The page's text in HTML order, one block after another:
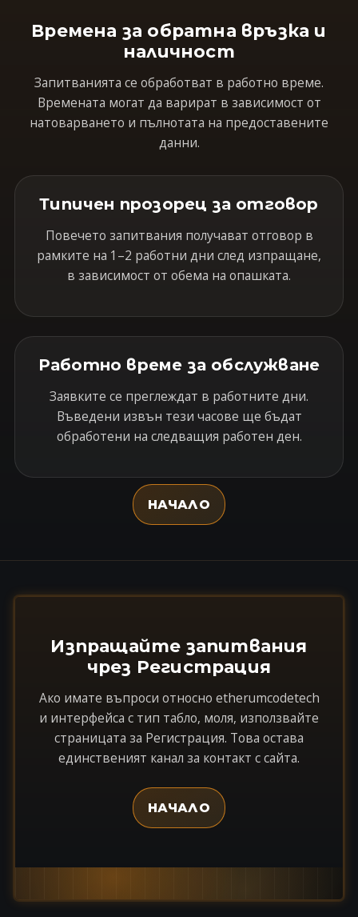
Времена за обратна връзка и
наличност
Запитванията се обработват в работно време.
Времената могат да варират в зависимост от
натоварването и пълнотата на предоставените
данни.
Типичен прозорец за отговор
Повечето запитвания получават отговор в
рамките на 1–2 работни дни след изпращане,
в зависимост от обема на опашката.
Работно време за обслужване
Заявките се преглеждат в работните дни.
Въведени извън тези часове ще бъдат
обработени на следващия работен ден.
НАЧАЛО
Изпращайте запитвания
чрез Регистрация
Ако имате въпроси относно etherumcodetech
и интерфейса с тип табло, моля, използвайте
страницата за Регистрация. Това остава
единственият канал за контакт с сайта.
НАЧАЛО